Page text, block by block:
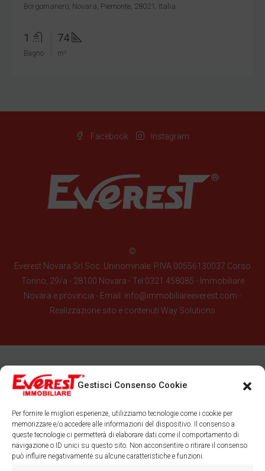
Gestisci Consenso Cookie
Per fornire le migliori esperienze, utilizziamo tecnologie come i cookie per
memorizzare e/o accedere alle informazioni del dispositivo. Il consenso a
queste tecnologie ci permetterà di elaborare dati come il comportamento di
navigazione o ID unici su questo sito. Non acconsentire o ritirare il consenso
può influire negativamente su alcune caratteristiche e funzioni.
Borgomanero, Novara, Piemonte, 28021, Italia
1
Bagno
74
m²
Facebook Instagram
©
Everest Novara Srl Soc. Uninominale: P.IVA 00556130037 Corso
Torino, 29/a - 28100 Novara - Tel:0321.458085 - Immobiliare
Novara e provincia - Email: info@immobiliareeverest.com -
Realizzazione sito e contenuti Way Solutions